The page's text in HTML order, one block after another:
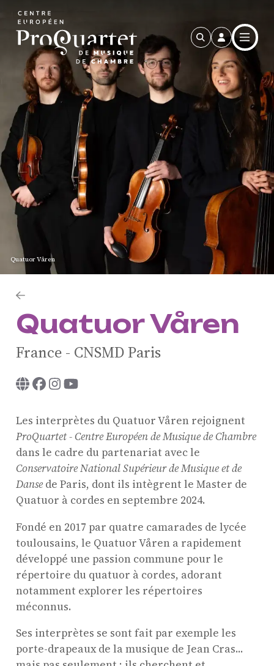
Quatuor Våren
Quatuor Våren
France - CNSMD Paris
Les interprètes du Quatuor Våren rejoignent
ProQuartet - Centre Européen de Musique de Chambre
dans le cadre du partenariat avec le
Conservatoire National Supérieur de Musique et de
Danse de Paris, dont ils intègrent le Master de
Quatuor à cordes en septembre 2024.
Fondé en 2017 par quatre camarades de lycée
toulousains, le Quatuor Våren a rapidement
développé une passion commune pour le
répertoire du quatuor à cordes, adorant
notamment explorer les répertoires
méconnus.
Ses interprètes se sont fait par exemple les
porte-drapeaux de la musique de Jean Cras...
ProQuartet - Centre
Européen de Musique de
Chambre
Résidence jeunes